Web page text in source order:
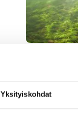
Yksityiskohdat